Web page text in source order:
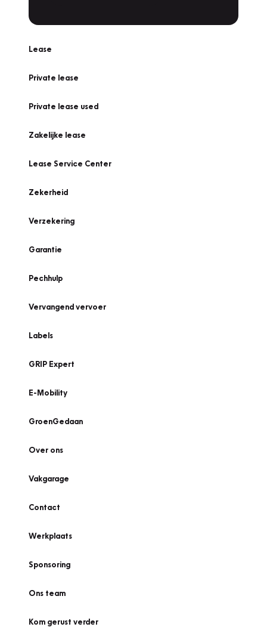
Lease
Private lease
Private lease used
Zakelijke lease
Lease Service Center
Zekerheid
Verzekering
Garantie
Pechhulp
Vervangend vervoer
Labels
GRIP Expert
E-Mobility
GroenGedaan
Over ons
Vakgarage
Contact
Werkplaats
Sponsoring
Ons team
Kom gerust verder